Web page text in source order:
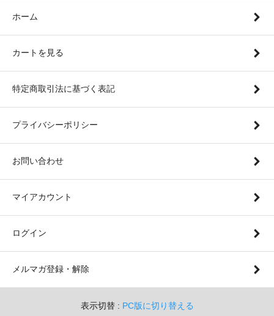
ホーム
カートを見る
特定商取引法に基づく表記
プライバシーポリシー
お問い合わせ
マイアカウント
ログイン
メルマガ登録・解除
表示切替 : PC版に切り替える